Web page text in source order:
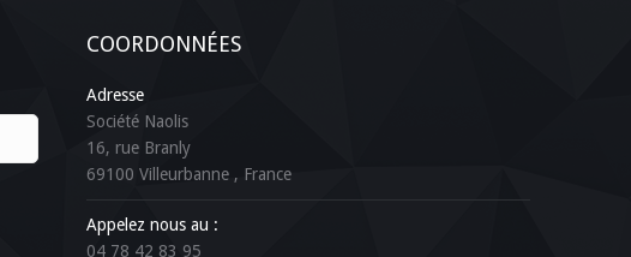
COORDONNÉES
Adresse
Société Naolis
16, rue Branly
69100Villeurbanne , France
Appelez nous au :
04 78 42 83 95